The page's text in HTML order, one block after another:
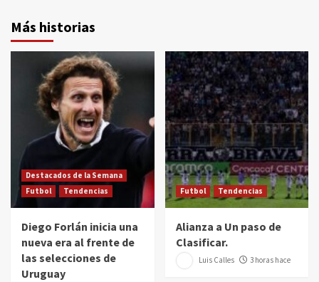
Más historias
Destacados de la Semana
Futbol
Tendencias
Diego Forlán inicia una
nueva era al frente de
las selecciones de
Uruguay
Futbol Tendencias
Alianza a Un paso de
Clasificar.
Luis Calles 3 horas hace